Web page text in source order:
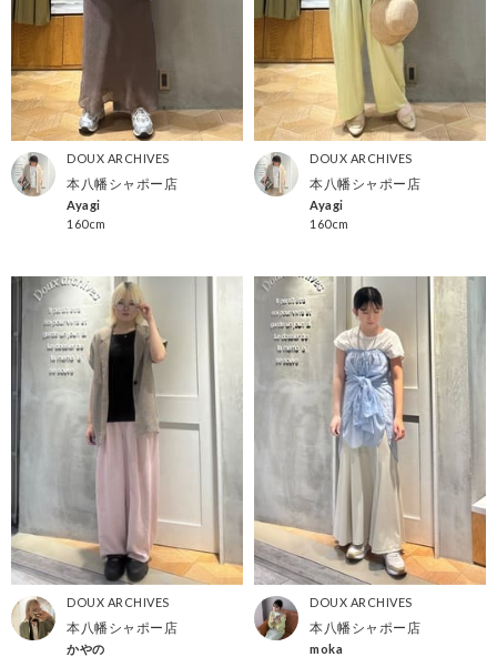
DOUX ARCHIVES
本八幡シャポー店
Ayagi
160cm
DOUX ARCHIVES
本八幡シャポー店
Ayagi
160cm
DOUX ARCHIVES
本八幡シャポー店
かやの
DOUX ARCHIVES
本八幡シャポー店
moka